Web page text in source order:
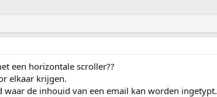
een horizontale scroller??
elkaar krijgen.
de inhouid van een email kan worden ingetypt.